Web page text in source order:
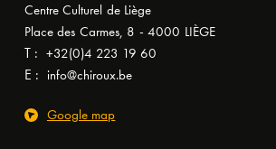
Centre Culturel de Liège
Place des Carmes, 8 - 4000 LIÈGE
T : +32(0)4 223 19 60
E : info@chiroux.be
Google map